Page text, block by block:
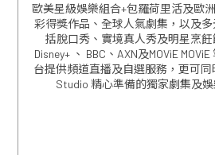
歐美星級娛樂組合+包羅荷里活及歐
彩得獎作品、全球人氣劇集，以及
括脫口秀、實境真人秀及明星烹
Disney+ 、 BBC、AXN及MOViE
台提供頻道直播及自選服務，更可同
Studio 精心準備的獨家劇集及娛